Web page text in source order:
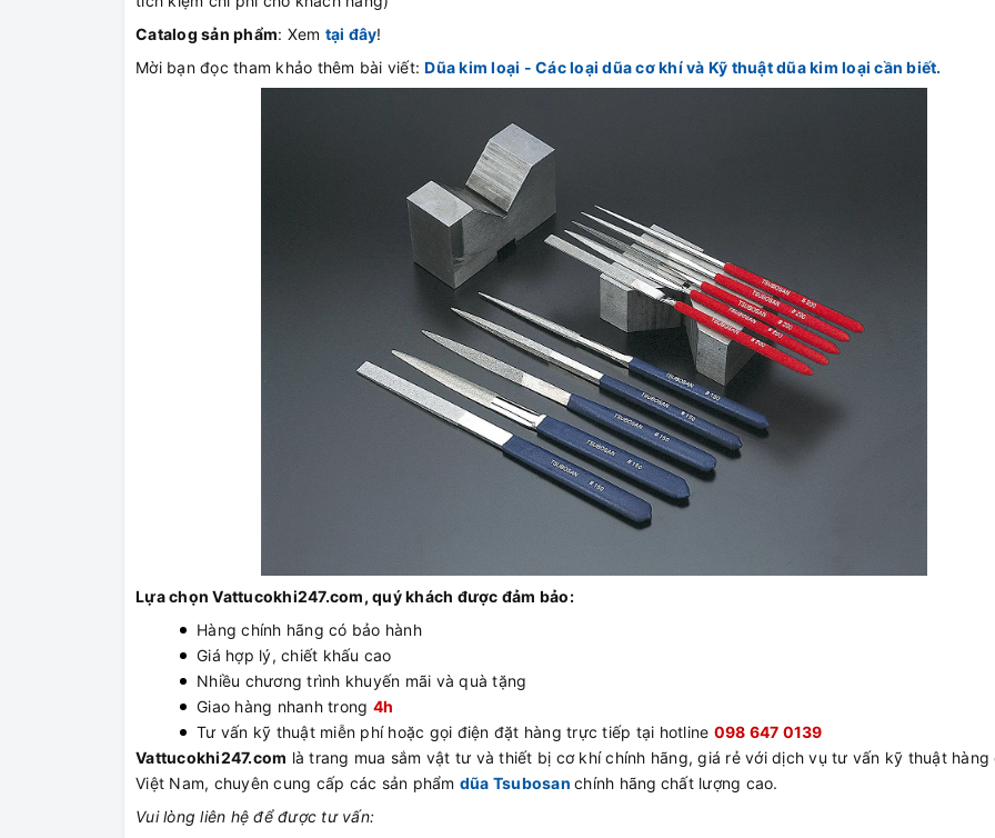
Catalog sản phẩm: Xem tại đây!
Mời bạn đọc tham khảo thêm bài viết:Dũa kim loại - Các loại dũa cơ khí và Kỹ thuật dũa kim loại cần biết.
Lựa chọn Vattucokhi247.com, quý khách được đảm bảo:
Hàng chính hãng có bảo hành
Giá hợp lý, chiết khấu cao
Nhiều chương trình khuyến mãi và quà tặng
Giao hàng nhanh trong 4h
Tư vấn kỹ thuật miễn phí hoặc gọi điện đặt hàng trực tiếp tại hotline 098 647 0139
Vattucokhi247.com là trang mua sắm vật tư và thiết bị cơ khí chính hãng, giá rẻ với dịch vụ tư vấn kỹ thuật hàng
Việt Nam, chuyên cung cấp các sản phẩm dũa Tsubosan chính hãng chất lượng cao.
Vui lòng liên hệ để được tư vấn: